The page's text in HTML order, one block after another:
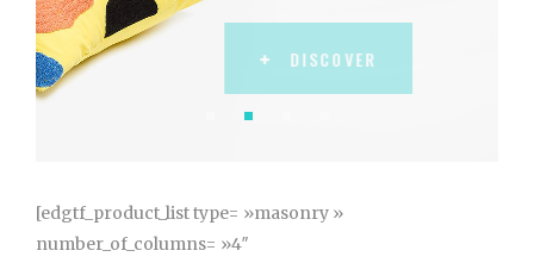
DISCOVER
[edgtf_product_list type= »masonry »
number_of_columns= »4″